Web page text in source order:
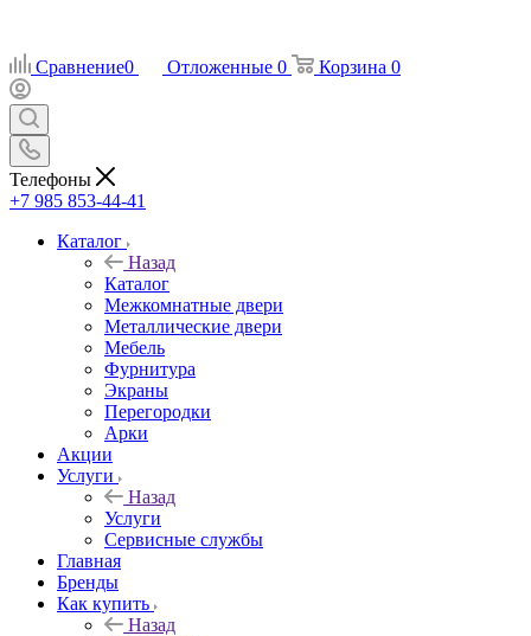
Сравнение0 Отложенные 0 Корзина 0
Телефоны
+7 985 853-44-41
Каталог
Назад
Каталог
Межкомнатные двери
Металлические двери
Мебель
Фурнитура
Экраны
Перегородки
Арки
Акции
Услуги
Назад
Услуги
Сервисные службы
Главная
Бренды
Как купить
Назад